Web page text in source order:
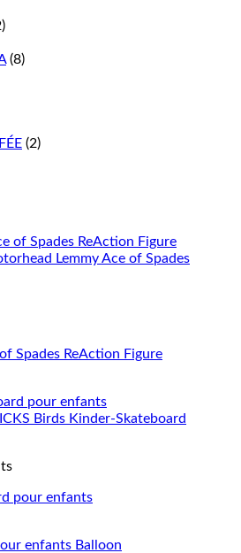
(8)
(2)
Spades ReAction Figure
pour enfants